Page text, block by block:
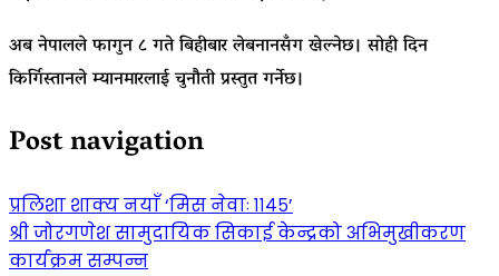
अब नेपालले फागुन ८ गते बिहीबार लेबनानसँग खेल्नेछ। सोही दिन
किर्गिस्तानले म्यानमारलाई चुनौती प्रस्तुत गर्नेछ।
Post navigation
प्रलिशा शाक्य नयाँ ‘मिस नेवाः ११४५’
श्री जोरगणेश सामुदायिक सिकाई केन्द्रको अभिमुखीकरण
कार्यक्रम सम्पन्न